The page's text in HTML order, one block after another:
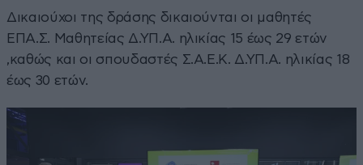
Δικαιούχοι της δράσης δικαιούνται οι μαθητές
ΕΠΑ.Σ. Μαθητείας Δ.ΥΠ.Α. ηλικίας 15 έως 29 ετών
,καθώς και οι σπουδαστές Σ.Α.Ε.Κ. Δ.ΥΠ.Α. ηλικίας 18
έως 30 ετών.